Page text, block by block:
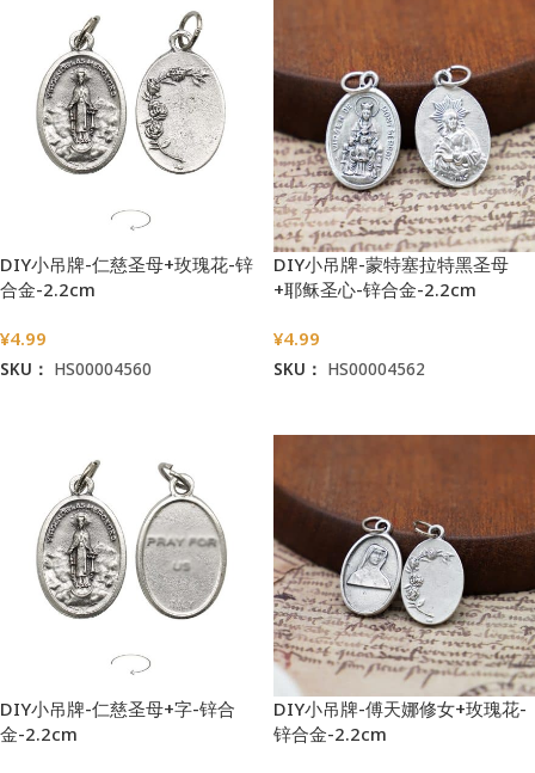
DIY小吊牌-仁慈圣母+玫瑰花-锌
合金-2.2cm
¥4.99
SKU： HS00004560
DIY小吊牌-蒙特塞拉特黑圣母
+耶稣圣心-锌合金-2.2cm
¥4.99
SKU： HS00004562
DIY小吊牌-仁慈圣母+字-锌合
金-2.2cm
DIY小吊牌-傅天娜修女+玫瑰花-
锌合金-2.2cm